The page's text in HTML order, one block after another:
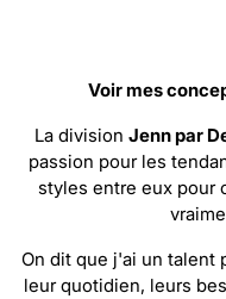
Voir mes
La division Jenn par
passion pour les
styles entre eux pour
On dit que j'ai un talent
leur quotidien, leurs